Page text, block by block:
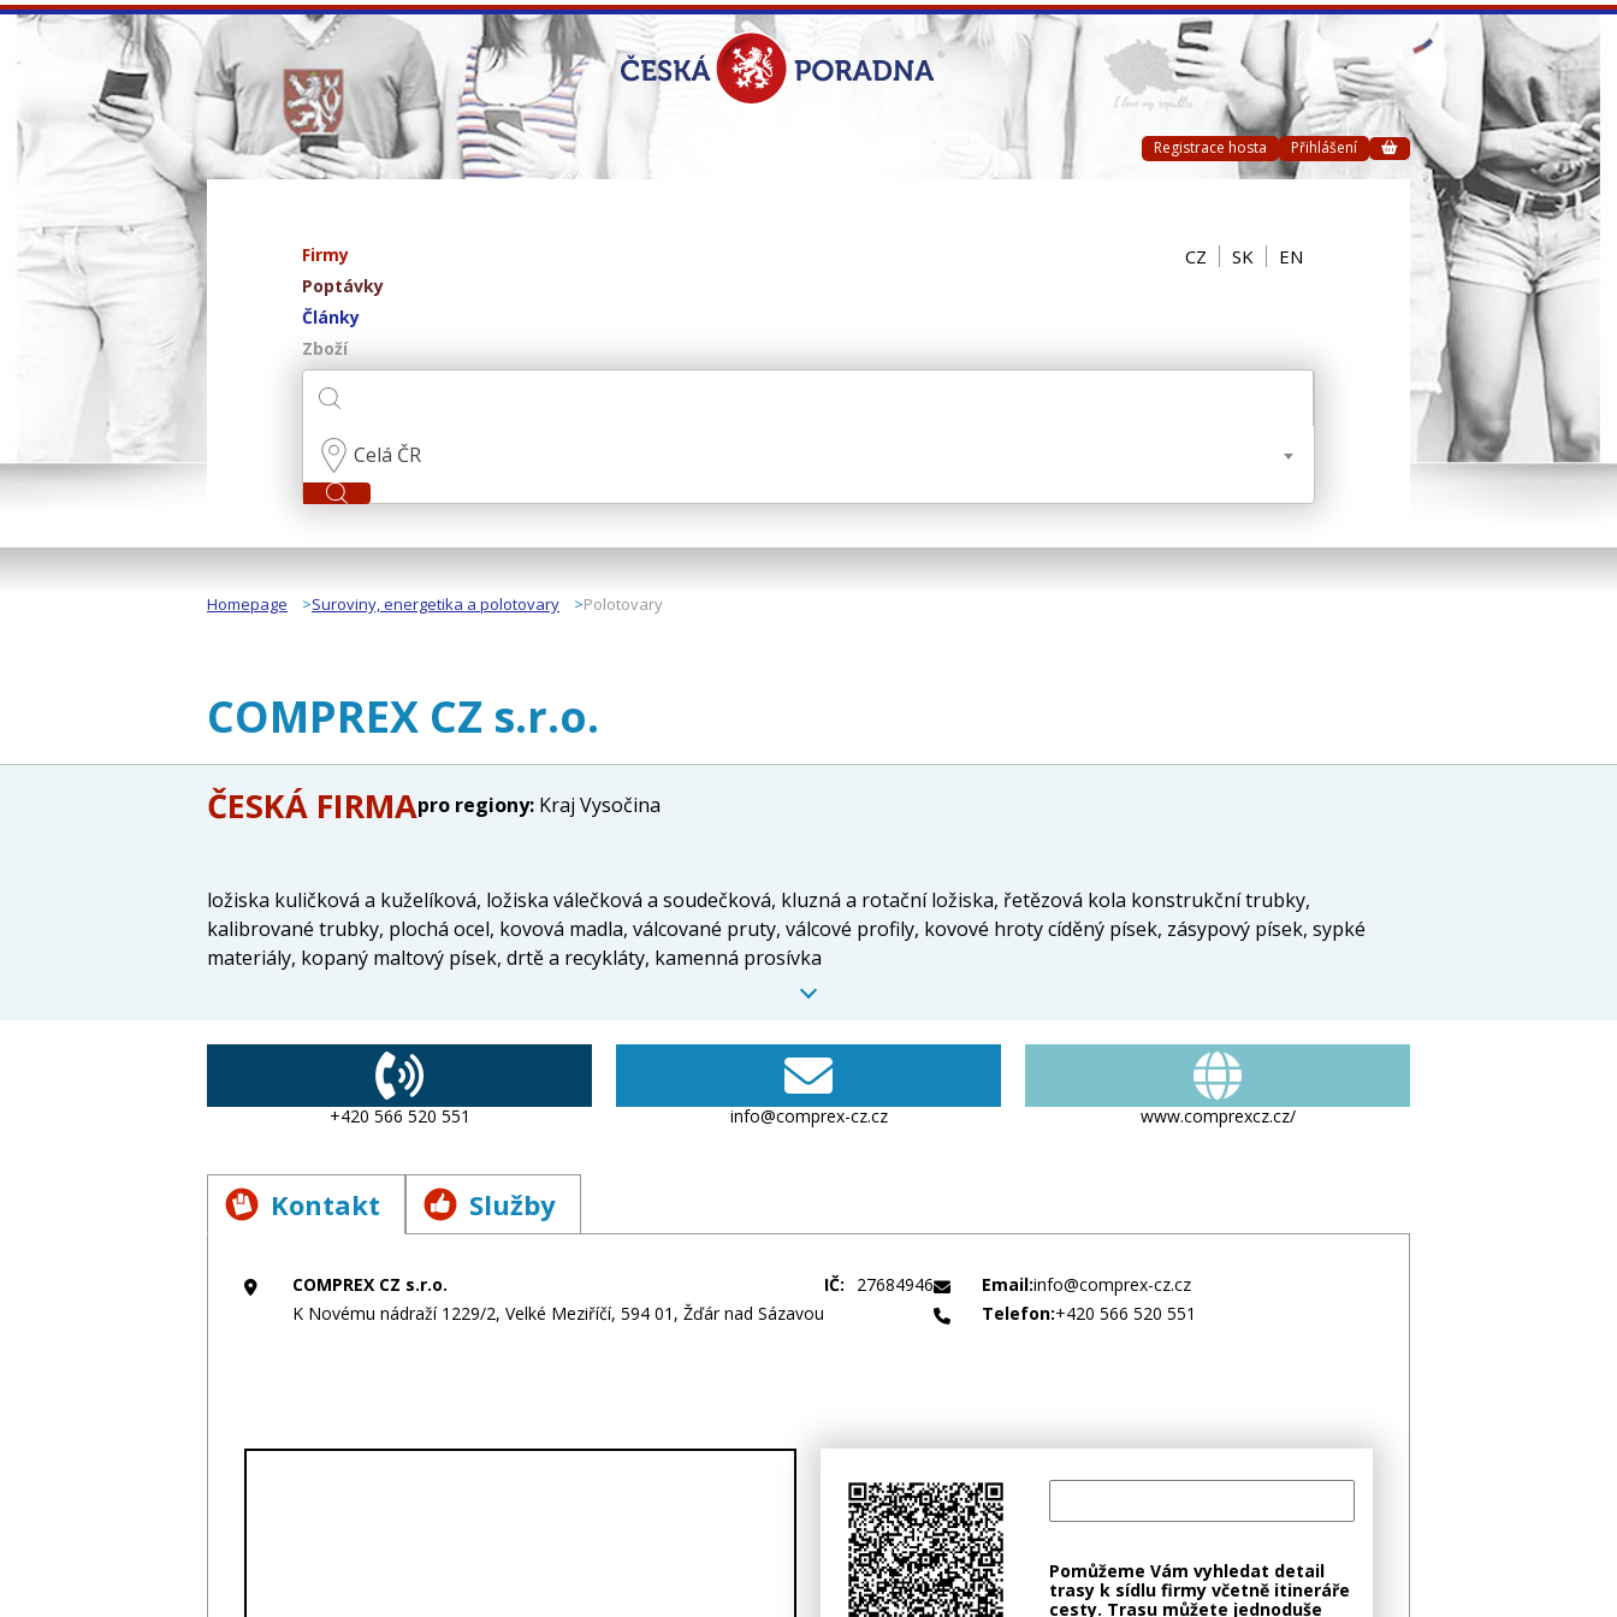
Registrace hosta Přihlášení
Firmy
Poptávky
Články
Zboží
CZ SK EN
Celá ČR
Homepage Suroviny, energetika a polotovary Polotovary
COMPREX CZ s.r.o.
ČESKÁ FIRMApro regiony: Kraj Vysočina
ložiska kuličková a kuželíková, ložiska válečková a soudečková, kluzná a rotační ložiska, řetězová kola konstrukční trubky,
kalibrované trubky, plochá ocel, kovová madla, válcované pruty, válcové profily, kovové hroty cíděný písek, zásypový písek, sypké
materiály, kopaný maltový písek, drtě a recykláty, kamenná prosívka
+420 566 520 551 info@comprex-cz.cz www.comprexcz.cz/
Kontakt Služby
COMPREX CZ s.r.o.
K Novému nádraží 1229/2, Velké Meziříčí, 594 01, Žďár nad Sázavou
IČ: 27684946 Email:info@comprex-cz.cz
Telefon:+420 566 520 551
Pomůžeme Vám vyhledat detail
trasy k sídlu firmy včetně itineráře
cesty. Trasu můžete jednoduše